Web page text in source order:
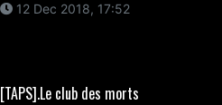
12 Dec 2018, 17:52
[TAPS].Le club des morts